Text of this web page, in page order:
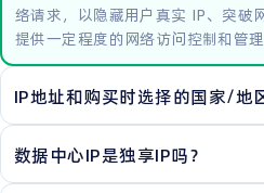
络请求，以隐藏用户真实 IP、突破
提供一定程度的网络访问控制和管
IP地址和购买时选择的国家/地
数据中心IP是独享IP吗？